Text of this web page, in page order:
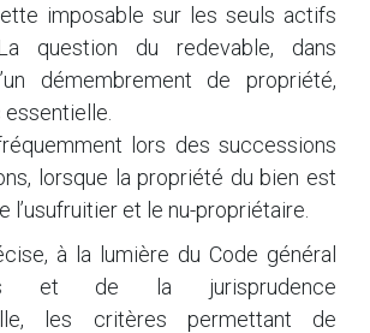
imposable sur les seuls actifs
question du redevable, dans
démembrement de propriété,
lors des successions
lorsque la propriété du bien est
l’usufruitier et le nu-propriétaire.
à la lumière du Code général
et de la jurisprudence
les critères permettant de